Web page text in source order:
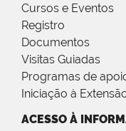
Cursos e Eventos
Registro
Documentos
Visitas Guiadas
Programas de
Iniciação à
ACESSO À